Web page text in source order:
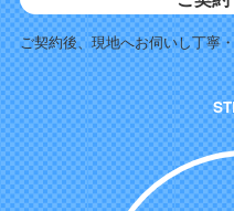
ご契約後、現地へお伺いし丁寧